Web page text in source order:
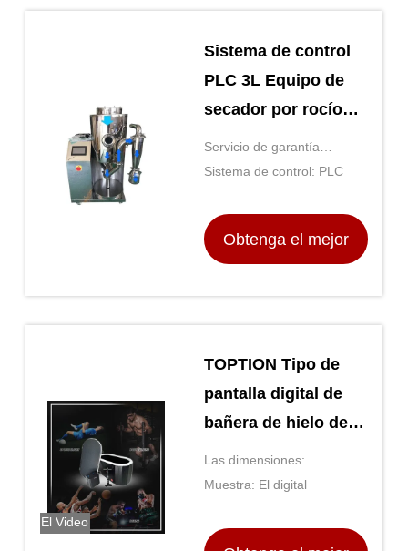
Sistema de control
PLC 3L Equipo de
secador por rocío
para aplicaciones de
múltiples escenarios
Servicio de garantía
posterior: Apoyo en línea
Sistema de control: PLC
Obtenga el mejor
El Video
TOPTION Tipo de
pantalla digital de
bañera de hielo de
enfriamiento de alto
rendimiento
Las dimensiones:
Determinado por modelo
Muestra: El digital